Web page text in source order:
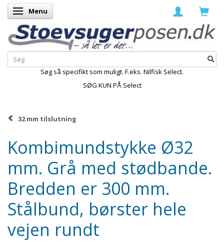
Skifte navigation
Menu
Søg så specifikt som muligt. F.eks. Nilfisk Select.
SØG KUN PÅ Select
32 mm tilslutning
Kombimundstykke Ø32
mm. Grå med stødbande.
Bredden er 300 mm.
Stålbund, børster hele
vejen rundt